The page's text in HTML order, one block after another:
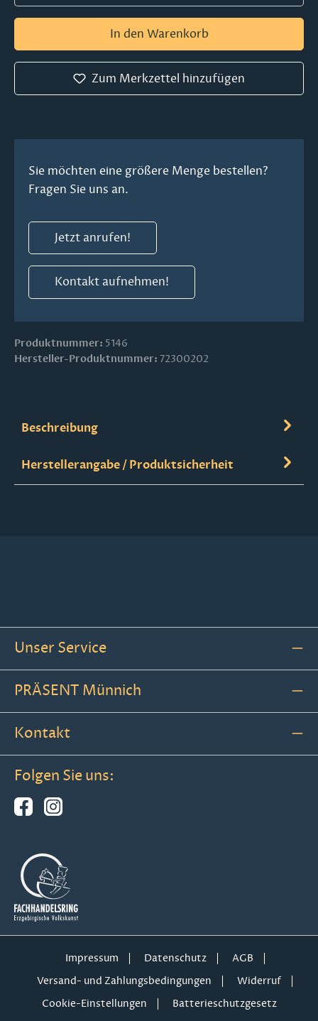
In den Warenkorb
Zum Merkzettel hinzufügen
Sie möchten eine größere Menge bestellen?
Fragen Sie uns an.
Jetzt anrufen!
Kontakt aufnehmen!
Produktnummer: 5146
Hersteller-Produktnummer: 72300202
Beschreibung
Herstellerangabe / Produktsicherheit
Unser Service
PRÄSENT Münnich
Kontakt
Folgen Sie uns:
Impressum Datenschutz
AGB
Versand- und Zahlungsbedingungen
Widerruf
Cookie-Einstellungen
Batterieschutzgesetz